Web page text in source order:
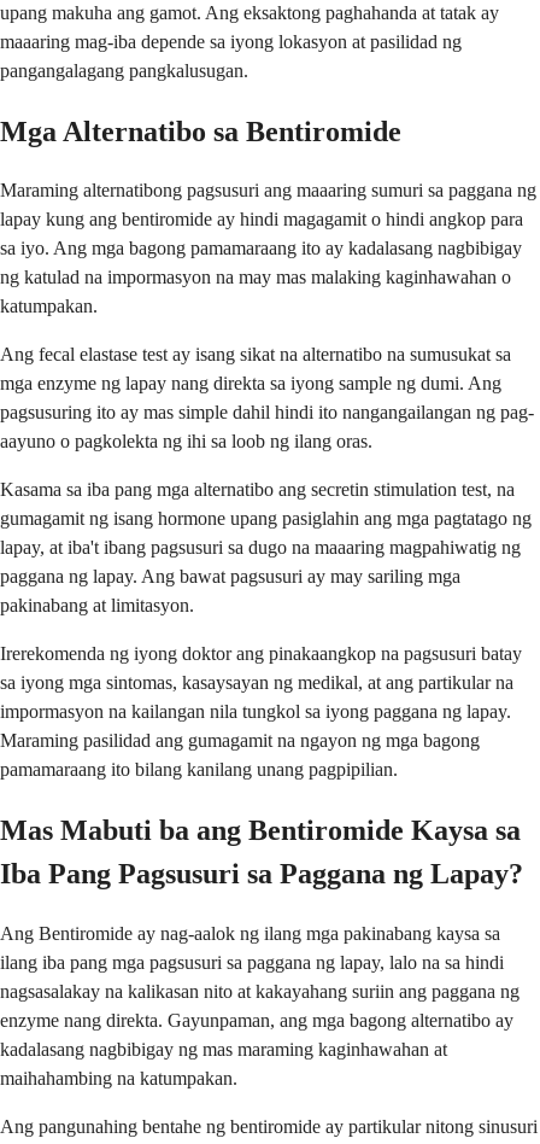
upang makuha ang gamot. Ang eksaktong paghahanda at tatak ay
maaaring mag-iba depende sa iyong lokasyon at pasilidad ng
pangangalagang pangkalusugan.
Mga Alternatibo sa Bentiromide
Maraming alternatibong pagsusuri ang maaaring sumuri sa paggana ng
lapay kung ang bentiromide ay hindi magagamit o hindi angkop para
sa iyo. Ang mga bagong pamamaraang ito ay kadalasang nagbibigay
ng katulad na impormasyon na may mas malaking kaginhawahan o
katumpakan.
Ang fecal elastase test ay isang sikat na alternatibo na sumusukat sa
mga enzyme ng lapay nang direkta sa iyong sample ng dumi. Ang
pagsusuring ito ay mas simple dahil hindi ito nangangailangan ng pag-
aayuno o pagkolekta ng ihi sa loob ng ilang oras.
Kasama sa iba pang mga alternatibo ang secretin stimulation test, na
gumagamit ng isang hormone upang pasiglahin ang mga pagtatago ng
lapay, at iba't ibang pagsusuri sa dugo na maaaring magpahiwatig ng
paggana ng lapay. Ang bawat pagsusuri ay may sariling mga
pakinabang at limitasyon.
Irerekomenda ng iyong doktor ang pinakaangkop na pagsusuri batay
sa iyong mga sintomas, kasaysayan ng medikal, at ang partikular na
impormasyon na kailangan nila tungkol sa iyong paggana ng lapay.
Maraming pasilidad ang gumagamit na ngayon ng mga bagong
pamamaraang ito bilang kanilang unang pagpipilian.
Mas Mabuti ba ang Bentiromide Kaysa sa
Iba Pang Pagsusuri sa Paggana ng Lapay?
Ang Bentiromide ay nag-aalok ng ilang mga pakinabang kaysa sa
ilang iba pang mga pagsusuri sa paggana ng lapay, lalo na sa hindi
nagsasalakay na kalikasan nito at kakayahang suriin ang paggana ng
enzyme nang direkta. Gayunpaman, ang mga bagong alternatibo ay
kadalasang nagbibigay ng mas maraming kaginhawahan at
maihahambing na katumpakan.
Ang pangunahing bentahe ng bentiromide ay partikular nitong sinusuri